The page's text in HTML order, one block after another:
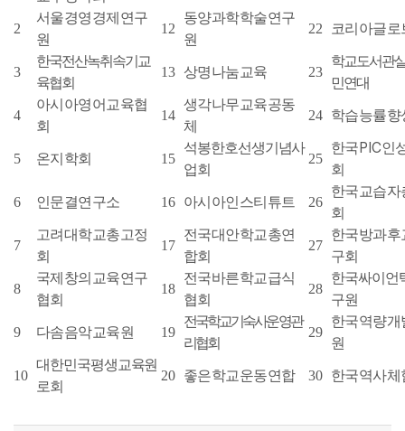
2
서울경영경제연구
원
12
동양과학학술연구
원
22 코리아글로
3
한국전산녹취속기교
육협회
13 상명나눔교육 23
학교도서관
민연대
4
아시아영어교육협
회
14
생각나무교육공동
체
24 학습능률향
5 온지학회 15
석봉한호선생기념사
업회
25
한국PIC인
회
6 인문결연구소 16 아시아인스티튜트 26
한국교습자
회
7
고려대학교총고정
회
17
전국대안학교총연
합회
27
한국방과후
구회
8
국제창의교육연구
협회
18
전국바른학교급식
협회
28
한국싸이언
구원
9 다솜음악교육원 19
전국학교기숙사운영관
리협회
29
한국역량개
원
10
대한민국평생교육원
로회
20 좋은학교운동연합 30 한국역사체